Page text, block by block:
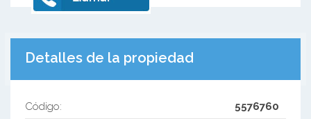
Detalles de la propiedad
Código:
5576760